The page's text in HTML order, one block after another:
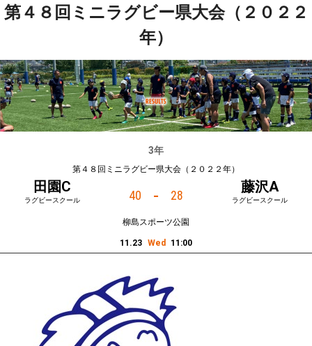
3年
第４８回ミニラグビー県大会（２０２２年）
田園C
ラグビースクール 40 - 28
藤沢A
ラグビースクール
柳島スポーツ公園
11.23 Wed 11:00
第４８回ミニラグビー県大会（２０２２
年）